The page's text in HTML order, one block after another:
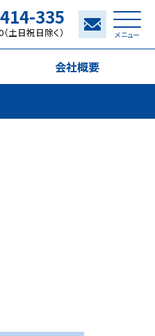
335
日祝日除く） メニュー
会社概要